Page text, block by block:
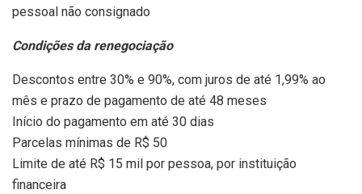
pessoal não consignado
Condições da renegociação
Descontos entre 30% e 90%, com juros de até 1,99% ao
mês e prazo de pagamento de até 48 meses
Início do pagamento em até 30 dias
Parcelas mínimas de R$ 50
Limite de até R$ 15 mil por pessoa, por instituição
financeira